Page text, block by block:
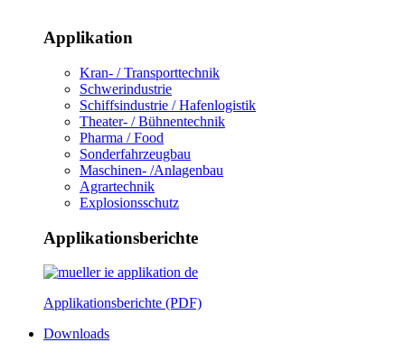
Applikation
Kran- / Transporttechnik
Schwerindustrie
Schiffsindustrie / Hafenlogistik
Theater- / Bühnentechnik
Pharma / Food
Sonderfahrzeugbau
Maschinen- /Anlagenbau
Agrartechnik
Explosionsschutz
Applikationsberichte
Applikationsberichte (PDF)
Downloads